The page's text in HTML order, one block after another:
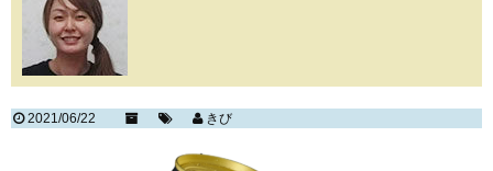
2021/06/22 きび